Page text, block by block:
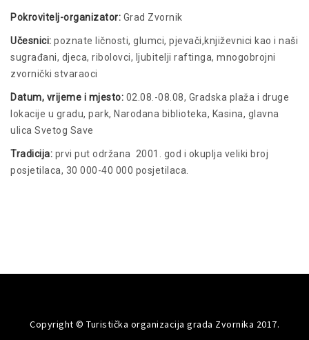
Pokrovitelj-organizator: Grad Zvornik
Učesnici: poznate ličnosti, glumci, pjevači,književnici kao i naši
sugrađani, djeca, ribolovci, ljubitelji raftinga, mnogobrojni
zvornički stvaraoci
Datum, vrijeme i mjesto: 02.08.-08.08, Gradska plaža i druge
lokacije u gradu, park, Narodana biblioteka, Kasina, glavna
ulica Svetog Save
Tradicija: prvi put održana 2001. god i okuplja veliki broj
posjetilaca, 30 000-40 000 posjetilaca.
Copyright © Turistička organizacija grada Zvornika 2017.